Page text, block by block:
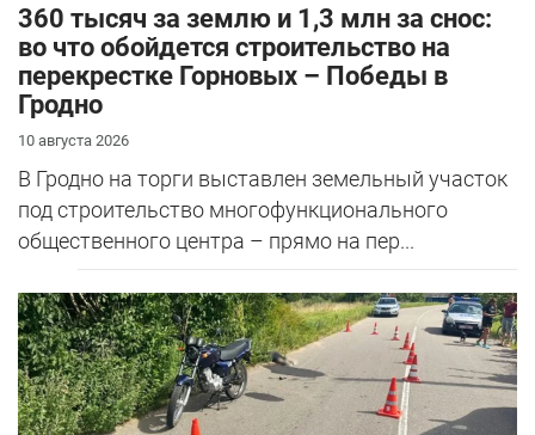
360 тысяч за землю и 1,3 млн за снос:
во что обойдется строительство на
перекрестке Горновых – Победы в
Гродно
10 августа 2026
В Гродно на торги выставлен земельный участок
под строительство многофункционального
общественного центра – прямо на пер...